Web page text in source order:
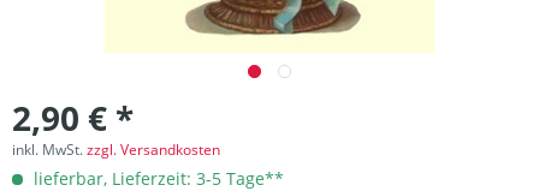
2,90 € *
inkl. MwSt.zzgl. Versandkosten
lieferbar, Lieferzeit: 3-5 Tage**